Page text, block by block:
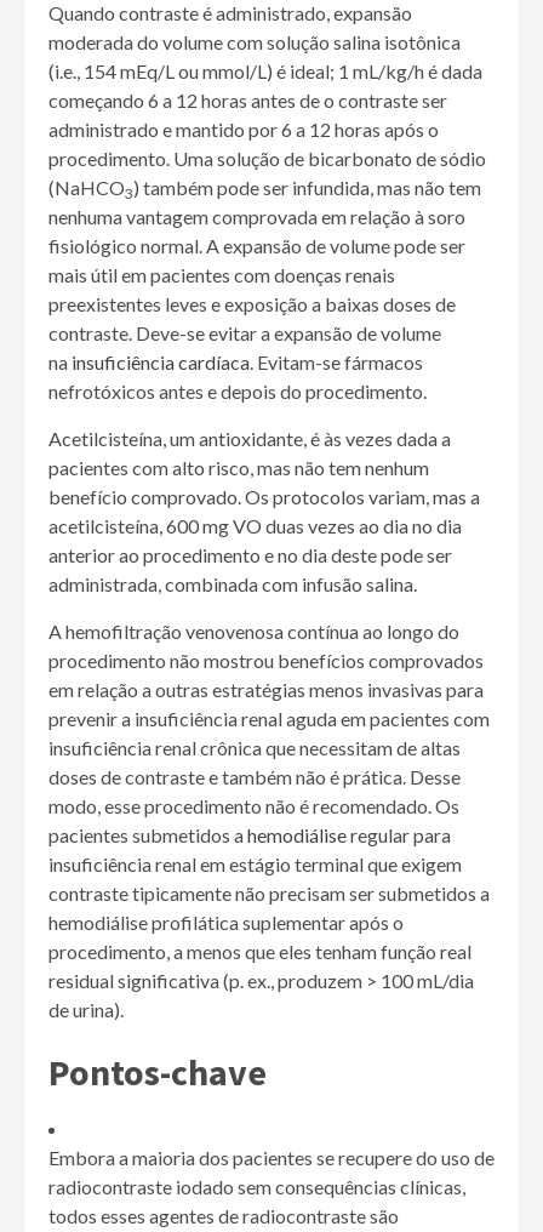
Quando contraste é administrado, expansão
moderada do volume com solução salina isotônica
(i.e., 154 mEq/L ou mmol/L) é ideal; 1 mL/kg/h é dada
começando 6 a 12 horas antes de o contraste ser
administrado e mantido por 6 a 12 horas após o
procedimento. Uma solução de bicarbonato de sódio
(NaHCO3) também pode ser infundida, mas não tem
nenhuma vantagem comprovada em relação à soro
fisiológico normal. A expansão de volume pode ser
mais útil em pacientes com doenças renais
preexistentes leves e exposição a baixas doses de
contraste. Deve-se evitar a expansão de volume
na insuficiência cardíaca. Evitam-se fármacos
nefrotóxicos antes e depois do procedimento.
Acetilcisteína, um antioxidante, é às vezes dada a
pacientes com alto risco, mas não tem nenhum
benefício comprovado. Os protocolos variam, mas a
acetilcisteína, 600 mg VO duas vezes ao dia no dia
anterior ao procedimento e no dia deste pode ser
administrada, combinada com infusão salina.
A hemofiltração venovenosa contínua ao longo do
procedimento não mostrou benefícios comprovados
em relação a outras estratégias menos invasivas para
prevenir a insuficiência renal aguda em pacientes com
insuficiência renal crônica que necessitam de altas
doses de contraste e também não é prática. Desse
modo, esse procedimento não é recomendado. Os
pacientes submetidos ahemodiáliseregular para
insuficiência renal em estágio terminal que exigem
contraste tipicamente não precisam ser submetidos a
hemodiálise profilática suplementar após o
procedimento, a menos que eles tenham função real
residual significativa (p. ex., produzem > 100 mL/dia
de urina).
Pontos-chave
Embora a maioria dos pacientes se recupere do uso de
radiocontraste iodado sem consequências clínicas,
todos esses agentes de radiocontraste são